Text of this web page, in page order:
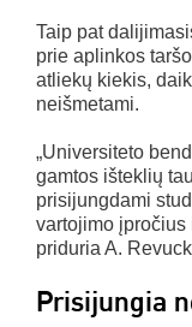
Taip pat
prie aplinkos
atliekų kiekis,
neišmetami.
„Universiteto
gamtos išteklių
prisijungdami
vartojimo įpročius
priduria A.
Prisijungia